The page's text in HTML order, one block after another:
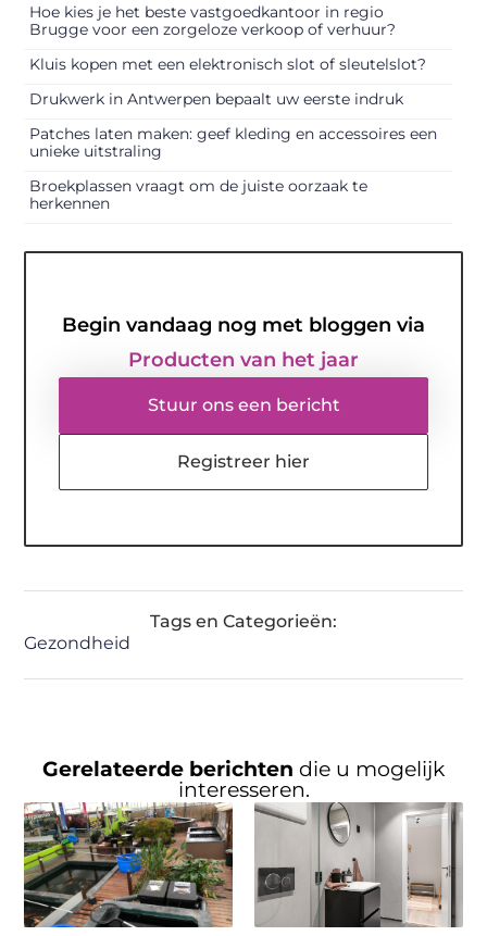
Hoe kies je het beste vastgoedkantoor in regio
Brugge voor een zorgeloze verkoop of verhuur?
Kluis kopen met een elektronisch slot of sleutelslot?
Drukwerk in Antwerpen bepaalt uw eerste indruk
Patches laten maken: geef kleding en accessoires een
unieke uitstraling
Broekplassen vraagt om de juiste oorzaak te
herkennen
Begin vandaag nog met bloggen via
Producten van het jaar
Stuur ons een bericht
Registreer hier
Tags en Categorieën:
Gezondheid
Gerelateerde berichten die u mogelijk
interesseren.